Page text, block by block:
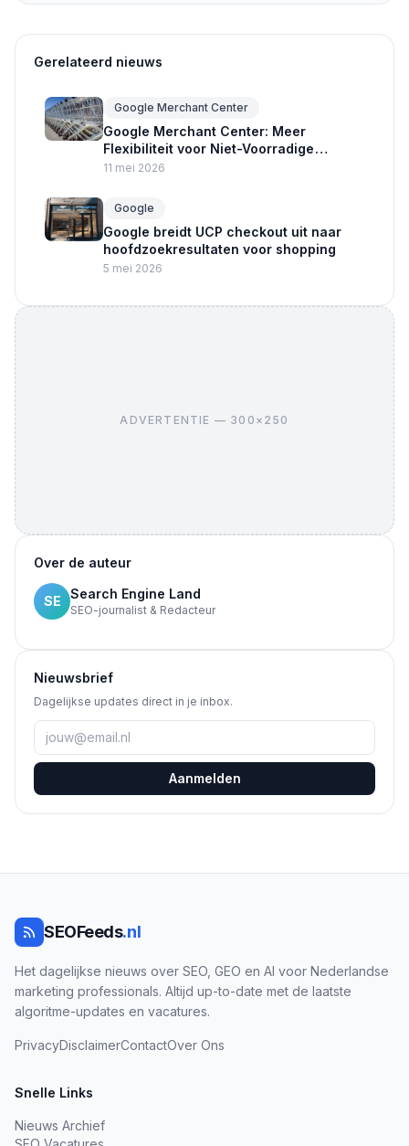
Gerelateerd nieuws
Google Merchant Center
Google Merchant Center: Meer
Flexibiliteit voor Niet-Voorradige
Producten
11 mei 2026
Google
Google breidt UCP checkout uit naar
hoofdzoekresultaten voor shopping
5 mei 2026
ADVERTENTIE — 300×250
Over de auteur
SE Search Engine Land
SEO-journalist & Redacteur
Nieuwsbrief
Dagelijkse updates direct in je inbox.
Aanmelden
SEOFeeds.nl
Het dagelijkse nieuws over SEO, GEO en AI voor Nederlandse
marketing professionals. Altijd up-to-date met de laatste
algoritme-updates en vacatures.
PrivacyDisclaimerContactOver Ons
Snelle Links
Nieuws Archief